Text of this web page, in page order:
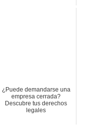
¿Puede demandarse una
empresa cerrada?
Descubre tus derechos
legales